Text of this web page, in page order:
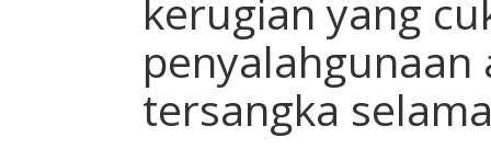
kerugian yang
tersangka